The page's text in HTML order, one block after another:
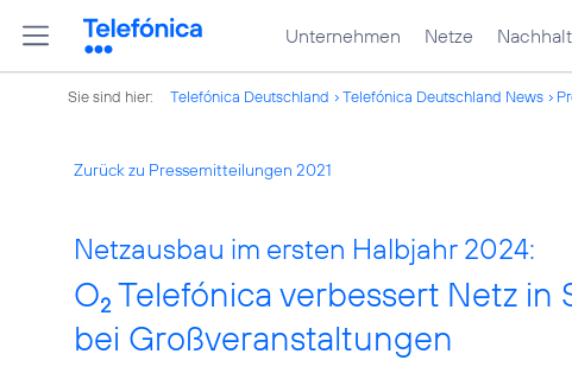
Unternehmen Netze
Sie sind hier: Telefónica Deutschland Telefónica Deutschland News
Zurück zu Pressemitteilungen 2021
Netzausbau im ersten Halbjahr 2024:
O2 Telefónica verbessert Netz
bei Großveranstaltungen